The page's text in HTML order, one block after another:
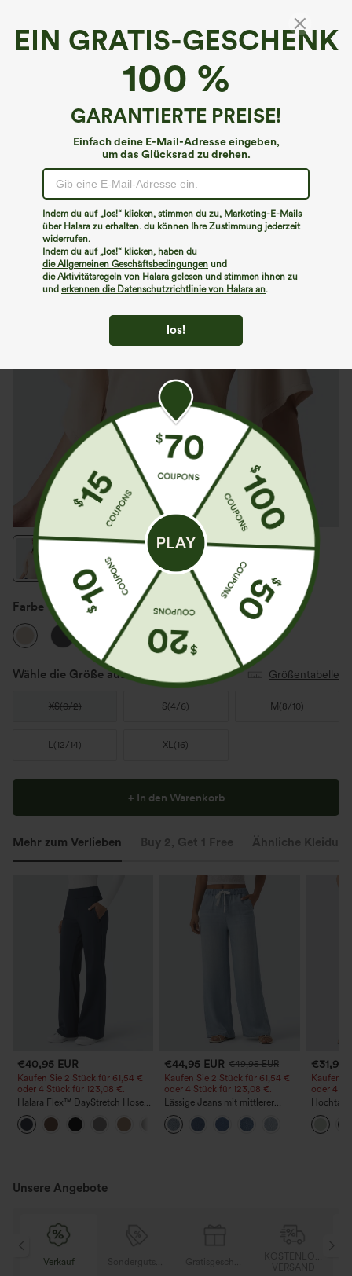
EIN GRATIS-GESCHENK
100 %
GARANTIERTE PREISE!
Einfach deine E-Mail-Adresse eingeben,
um das Glücksrad zu drehen.
Indem du auf „los!“ klicken, stimmen du zu, Marketing-E-Mails
über Halara zu erhalten. du können Ihre Zustimmung jederzeit
widerrufen.
Indem du auf „los!“ klicken, haben du
die Allgemeinen Geschäftsbedingungen und
die Aktivitätsregeln von Halara gelesen und stimmen ihnen zu
und erkennen die Datenschutzrichtlinie von Halara an.
los!
Lässige Bluse mit Rundhalsausschnitt, Volant
Buy 2, Get 1 Free
Farbe Brazilian Sand
Wähle die Größe aus(US) Größentabelle
XS(0/2) S(4/6) M (8/10)
L(12/14) XL(16)
+ In den Warenkorb
Mehr zum Verlieben Buy 2, Get 1 Free Ähnliche
€40,95 EUR
Kaufen Sie 2 Stück für 61,54 €
oder 4 Stück für 123,08 €.
Halara Flex™ DayStretch Hose
mit mittlerer Bundhöhe,
seitlicher Reißverschlusstasche
und Work‑Flare‑Schnitt
+12
€44,95 EUR €49,95 EUR
Kaufen Sie 2 Stück für 61,54 €
oder 4 Stück für 123,08 €.
Lässige Jeans mit mittlerer
Bundhöhe, Kordelzug und
Taschen
€31,95
Kaufen
oder 4
Bein,
Unsere Angebote